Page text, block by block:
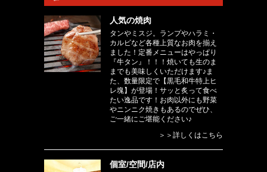
人気の焼肉
タンやミスジ。ランプやハラミ・
カルビなど各種上質なお肉を揃え
ました！定番メニューはやっぱり
『牛タン』！！！焼いても生のま
までも美味しくいただけます♪ま
た、数量限定で【黒毛和牛特上ヒ
レ塊】が登場！サッと炙って食べ
たい逸品です！お肉以外にも野菜
やニンニク焼きもあるのでぜひ、
ご一緒にご堪能ください♪
＞＞詳しくはこちら
個室/空間/店内